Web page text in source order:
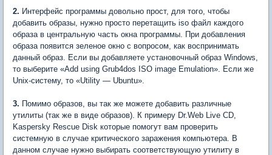
2. Интерфейс программы довольно прост, для того, чтобы
добавить образы, нужно просто перетащить iso файл каждого
образа в центральную часть окна программы. При добавления
образа появится зеленое окно с вопросом, как воспринимать
данный образ. Если вы добавляете установочный образ Windows,
то выберите «Add using Grub4dos ISO image Emulation». Если же
Unix-систему, то «Utility — Ubuntu».
3. Помимо образов, вы так же можете добавить различные
утилиты (так же в виде образов). К примеру Dr.Web Live CD,
Kaspersky Rescue Disk которые помогут вам проверить
системную в случае критического заражения компьютера. В
данном случае нужно выбирать соответствующую утилиту в